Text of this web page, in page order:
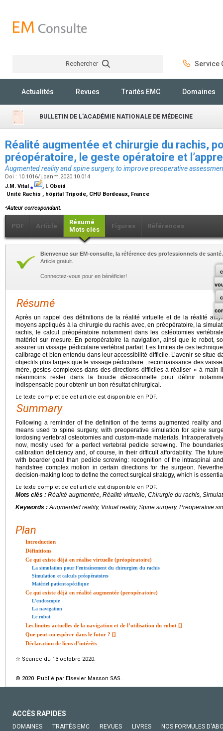
Rechercher Service
Actualités Revues Traités EMC Domaines
BULLETIN DE L'ACADÉMIE NATIONALE DE MÉDECINE
Réalité augmentée et chirurgie du rachis,
préopératoire, le geste opératoire et
Augmented reality and spine surgery, to improve preoperative
Doi : 10.1016/j.banm.2020.10.014
J.M. Vital ⁎
, I. Obeid
Unité Rachis , hôpital Tripode, CHU Bordeaux, France
⁎Auteur correspondant.
PDF Article
Résumé
Mots clés
Figures Références
Bienvenue sur EM-consulte, la référence des professionnels de santé.
Article gratuit.
Connectez-vous pour en bénéficier!
Résumé
Après un rappel des définitions de la réalité virtuelle et de la réalité
moyens appliqués à la chirurgie du rachis avec, en préopératoire, la
rachis, le calcul préopératoire notamment dans les ostéotomies
matériel sur mesure. En peropératoire la navigation, ainsi que le robot,
assurer un vissage pédiculaire vertébral parfait. Les limites de ces
calibrage et bien entendu dans leur accessibilité difficile. L’avenir se situe
objectifs plus larges que le vissage pédiculaire : reconnaissance des
mère, gestes complexes dans des directions difficiles à réaliser « à
néanmoins rester dans la boucle décisionnelle pour définir
indispensable pour obtenir un bon résultat chirurgical.
Le texte complet de cet article est disponible en PDF.
Summary
Following a reminder of the definition of the terms augmented reality
means used to spine surgery, with preoperative simulation for spine
lordosing vertebral osteotomies and custom-made materials.
now, mostly used for a perfect vertebral pedicle screwing. The
calibration deficiency and, of course, in their difficult affordability. The
with boarder goal than pedicle screwing: recognition of the intraspinal
handsfree complex motion in certain directions for the surgeon.
decision-making loop to define the correct surgical strategy, which is
Le texte complet de cet article est disponible en PDF.
Mots clés : Réalité augmentée, Réalité virtuelle, Chirurgie du rachis,
Keywords :Augmented reality, Virtual reality, Spine surgery, Preoperative
Plan
Introduction
Définitions
Ce qui existe déjà en réalise virtuelle (préopératoire)
La simulation pour l’entraînement du chirurgien du rachis
Simulation et calculs préopératoires
Matériel patient-spécifique
Ce qui existe déjà en réalité augmentée (peropératoire)
L’endoscopie
La navigation
Le robot
Les limites actuelles de la navigation et de l’utilisation du robot []
Que peut-on espérer dans le futur ? []
Déclaration de liens d’intérêts
☆ Séance du 13 octobre 2020.
© 2020 Publié par Elsevier Masson SAS.
ACCÈS RAPIDES
DOMAINES TRAITÉS EMC REVUES LIVRES NOS FORMULES